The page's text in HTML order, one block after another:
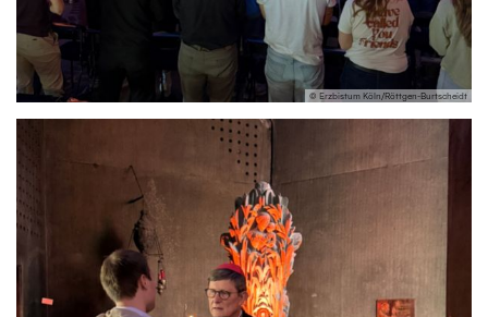
© Erzbistum Köln/Röttgen-Burtscheidt